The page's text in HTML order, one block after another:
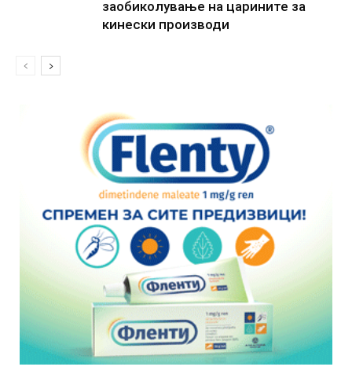
заобиколување на царините за
кинески производи